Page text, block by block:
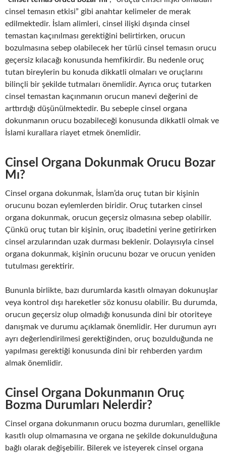
cinsel temasın etkisi” gibi anahtar kelimeler de merak
edilmektedir. İslam alimleri, cinsel ilişki dışında cinsel
temastan kaçınılması gerektiğini belirtirken, orucun
bozulmasına sebep olabilecek her türlü cinsel temasın orucu
geçersiz kılacağı konusunda hemfikirdir. Bu nedenle oruç
tutan bireylerin bu konuda dikkatli olmaları ve oruçlarını
bilinçli bir şekilde tutmaları önemlidir. Ayrıca oruç tutarken
cinsel temastan kaçınmanın orucun manevi değerini de
arttırdığı düşünülmektedir. Bu sebeple cinsel organa
dokunmanın orucu bozabileceği konusunda dikkatli olmak ve
İslami kurallara riayet etmek önemlidir.
Cinsel Organa Dokunmak Orucu Bozar
Mı?
Cinsel organa dokunmak, İslam’da oruç tutan bir kişinin
orucunu bozan eylemlerden biridir. Oruç tutarken cinsel
organa dokunmak, orucun geçersiz olmasına sebep olabilir.
Çünkü oruç tutan bir kişinin, oruç ibadetini yerine getirirken
cinsel arzularından uzak durması beklenir. Dolayısıyla cinsel
organa dokunmak, kişinin orucunu bozar ve orucun yeniden
tutulması gerektirir.
Bununla birlikte, bazı durumlarda kasıtlı olmayan dokunuşlar
veya kontrol dışı hareketler söz konusu olabilir. Bu durumda,
orucun geçersiz olup olmadığı konusunda dini bir otoriteye
danışmak ve durumu açıklamak önemlidir. Her durumun ayrı
ayrı değerlendirilmesi gerektiğinden, oruç bozulduğunda ne
yapılması gerektiği konusunda dini bir rehberden yardım
almak önemlidir.
Cinsel Organa Dokunmanın Oruç
Bozma Durumları Nelerdir?
Cinsel organa dokunmanın orucu bozma durumları, genellikle
kasıtlı olup olmamasına ve organa ne şekilde dokunulduğuna
bağlı olarak değişebilir. Bilerek ve isteyerek cinsel organa